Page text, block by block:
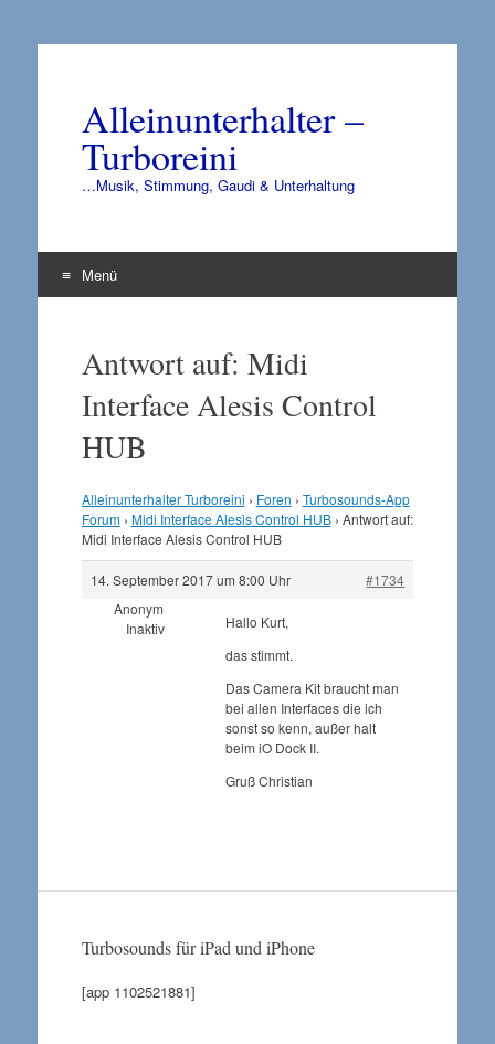
Alleinunterhalter –
Turboreini
…Musik, Stimmung, Gaudi & Unterhaltung
Menü
springenAntwort auf: Midi
Interface Alesis Control
HUB
Alleinunterhalter Turboreini › Foren › Turbosounds-App
Forum › Midi Interface Alesis Control HUB › Antwort auf:
Midi Interface Alesis Control HUB
14. September 2017 um 8:00 Uhr
#1734
Anonym
Inaktiv
Hallo Kurt,
das stimmt.
Das Camera Kit braucht man
bei allen Interfaces die ich
sonst so kenn, außer halt
beim iO Dock II.
Gruß Christian
Turbosounds für iPad und iPhone
[app 1102521881]